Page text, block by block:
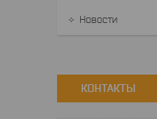
Новости
КОНТАКТЫ